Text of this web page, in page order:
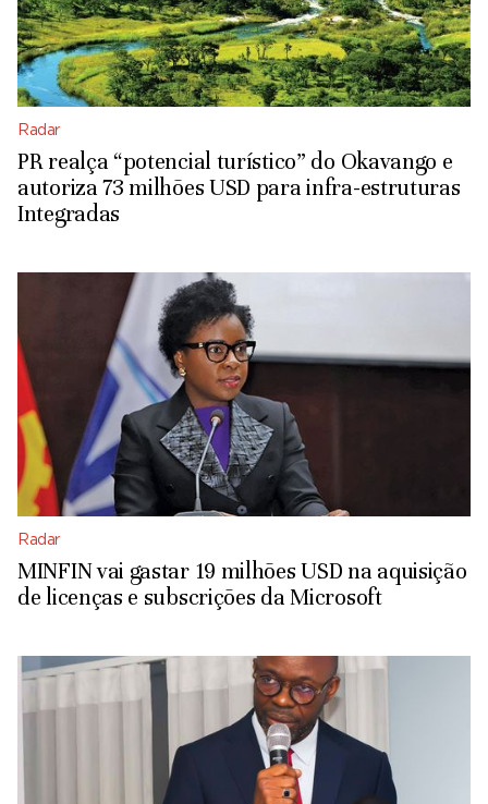
Radar
PR realça “potencial turístico” do Okavango e
autoriza 73 milhões USD para infra-estruturas
Integradas
Radar
MINFIN vai gastar 19 milhões USD na aquisição
de licenças e subscrições da Microsoft